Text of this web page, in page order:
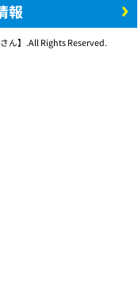
報
ん】.All Rights Reserved.